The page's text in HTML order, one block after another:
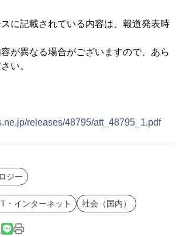
に記載されている内容は、報道発表時
が異なる場合がございますので、あら
い。
releases/48795/att_48795_1.pdf
ジー
・インターネット 社会（国内）